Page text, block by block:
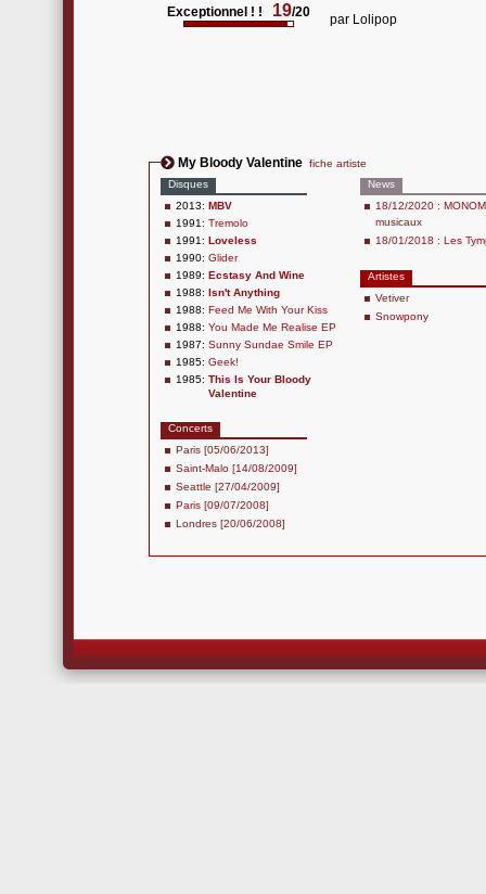
Exceptionnel ! ! 19/20 par Lolipop
My Bloody Valentine fiche artiste
Disques
2013: MBV
1991: Tremolo
1991: Loveless
1990: Glider
1989: Ecstasy And Wine
1988: Isn't Anything
1988: Feed Me With Your Kiss
1988: You Made Me Realise EP
1987: Sunny Sundae Smile EP
1985: Geek!
1985: This Is Your Bloody
Valentine
Concerts
Paris [05/06/2013]
Saint-Malo [14/08/2009]
Seattle [27/04/2009]
Paris [09/07/2008]
Londres [20/06/2008]
News
18/12/2020 :
musicaux
18/01/2018 : Les
Artistes
Vetiver
Snowpony